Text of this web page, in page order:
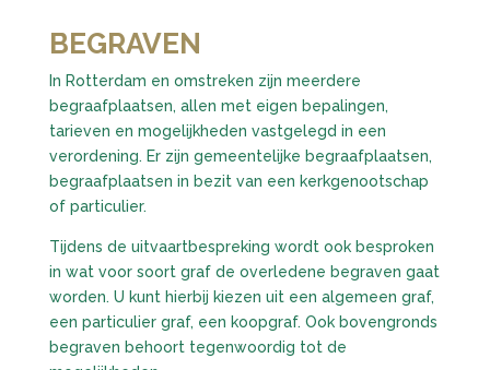
BEGRAVEN
In Rotterdam en omstreken zijn meerdere
begraafplaatsen, allen met eigen bepalingen,
tarieven en mogelijkheden vastgelegd in een
verordening. Er zijn gemeentelijke begraafplaatsen,
begraafplaatsen in bezit van een kerkgenootschap
of particulier.
Tijdens de uitvaartbespreking wordt ook besproken
in wat voor soort graf de overledene begraven gaat
worden. U kunt hierbij kiezen uit een algemeen graf,
een particulier graf, een koopgraf. Ook bovengronds
begraven behoort tegenwoordig tot de